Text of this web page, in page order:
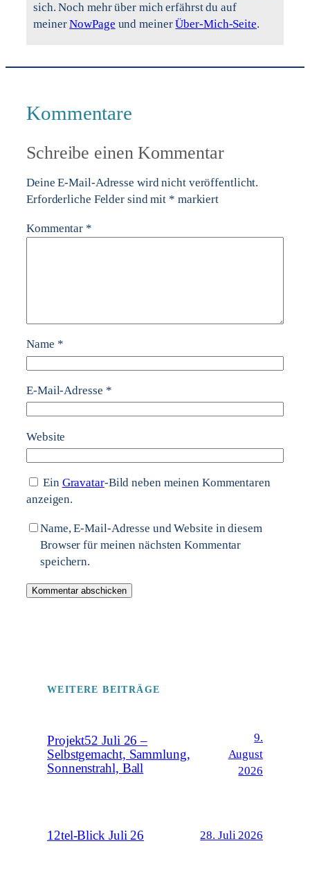
sich. Noch mehr über mich erfährst du auf
meinerNowPage und meinerÜber-Mich-Seite.
Kommentare
Schreibe einen Kommentar
Deine E-Mail-Adresse wird nicht veröffentlicht.
Erforderliche Felder sind mit * markiert
Kommentar *
Name *
E-Mail-Adresse *
Website
Ein Gravatar-Bild neben meinen Kommentaren
anzeigen.
Name, E-Mail-Adresse und Website in diesem
Browser für meinen nächsten Kommentar
speichern.
WEITERE BEITRÄGE
Projekt52 Juli 26 –
Selbstgemacht, Sammlung,
Sonnenstrahl, Ball
9.
August
2026
12tel-Blick Juli 26 28. Juli 2026